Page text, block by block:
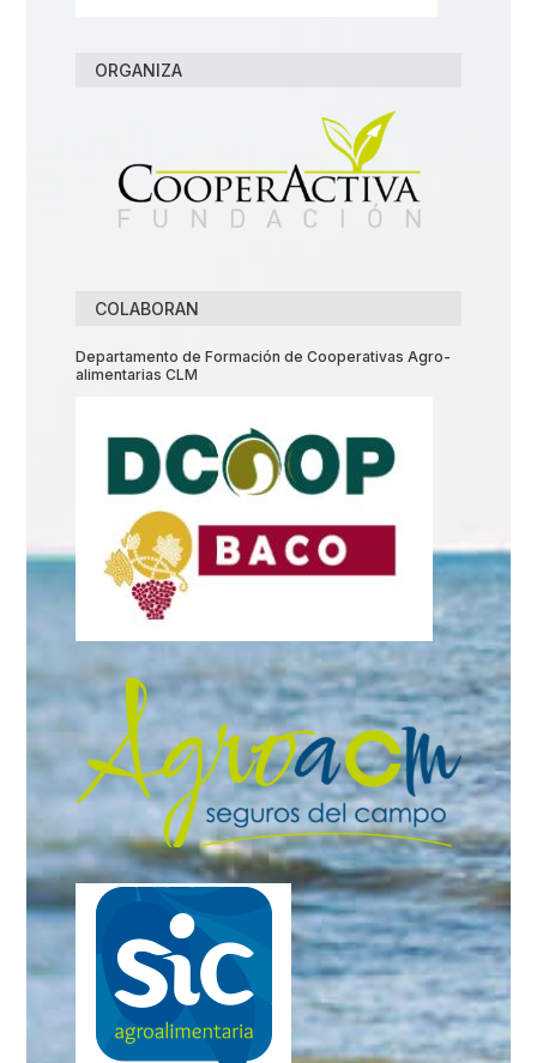
ORGANIZA
COLABORAN
Departamento de Formación de Cooperativas Agro-
alimentarias CLM